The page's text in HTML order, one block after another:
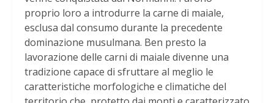
proprio loro a introdurre la carne di maiale,
esclusa dal consumo durante la precedente
dominazione musulmana. Ben presto la
lavorazione delle carni di maiale divenne una
tradizione capace di sfruttare al meglio le
caratteristiche morfologiche e climatiche del